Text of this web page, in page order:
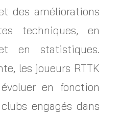
des améliorations
techniques, en
en statistiques.
les joueurs RTTK
en fonction
engagés dans